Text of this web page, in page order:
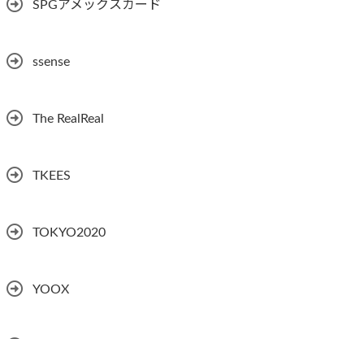
SPGアメックスカード
ssense
The RealReal
TKEES
TOKYO2020
YOOX